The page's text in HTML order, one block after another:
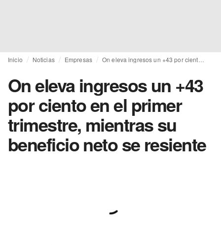
Inicio Noticias Empresas
On eleva ingresos un +43
por ciento en el primer
trimestre, mientras su
beneficio neto se resiente